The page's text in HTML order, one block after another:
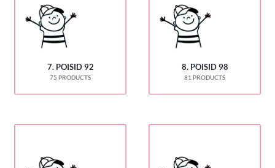
7. POISID 92
75 PRODUCTS
8. POISID 98
81 PRODUCTS